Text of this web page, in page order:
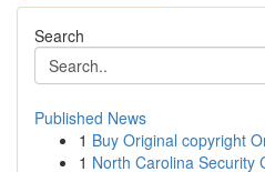
Search
Published News
1 Buy Original copyright
1 North Carolina Security